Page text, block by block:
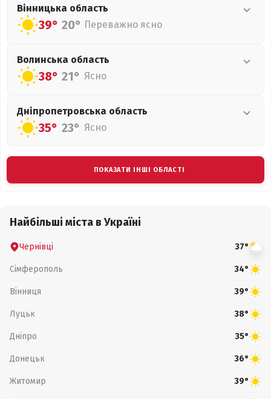
Вінницька область
39° 20° Переважно ясно
Волинська область
38° 21° Ясно
Дніпропетровська область
35° 23° Ясно
ПОКАЗАТИ ІНШІ ОБЛАСТІ
Найбільші міста в Україні
Чернівці 37°
Сімферополь 34°
Вінниця 39°
Луцьк 38°
Дніпро 35°
Донецьк 36°
Житомир 39°